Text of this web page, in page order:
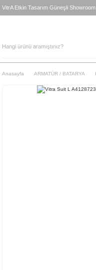
VitrA Etkin Tasarım Güneşli Showroom
Anasayfa ARMATÜR / BATARYA